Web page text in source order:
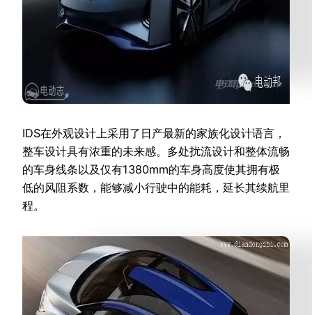
IDS在外观设计上采用了日产最新的家族化设计语言，
整车设计具有浓重的未来感。多处扰流设计和整体流畅
的车身线条以及仅有1380mm的车身高度使其拥有极
低的风阻系数，能够减小行驶中的能耗，延长其续航里
程。